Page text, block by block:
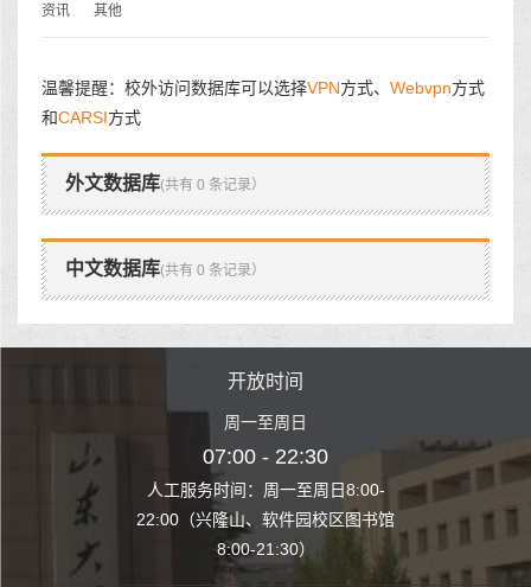
资讯
其他
温馨提醒：校外访问数据库可以选择VPN方式、 Webvpn方式
和CARSI方式
外文数据库(共有 0 条记录）
中文数据库(共有 0 条记录）
至周日8:00-
园校区图书馆
开放时间
周一至周日
07:00 - 22:30
人工服务时间：周一至周日8:00-
22:00（兴隆山、软件园校区图书馆
8:00-21:30）
人工服务时间
22:00（兴隆山